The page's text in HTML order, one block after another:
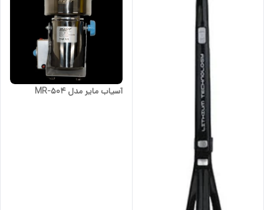
آسیاب مایر مدل MR-504